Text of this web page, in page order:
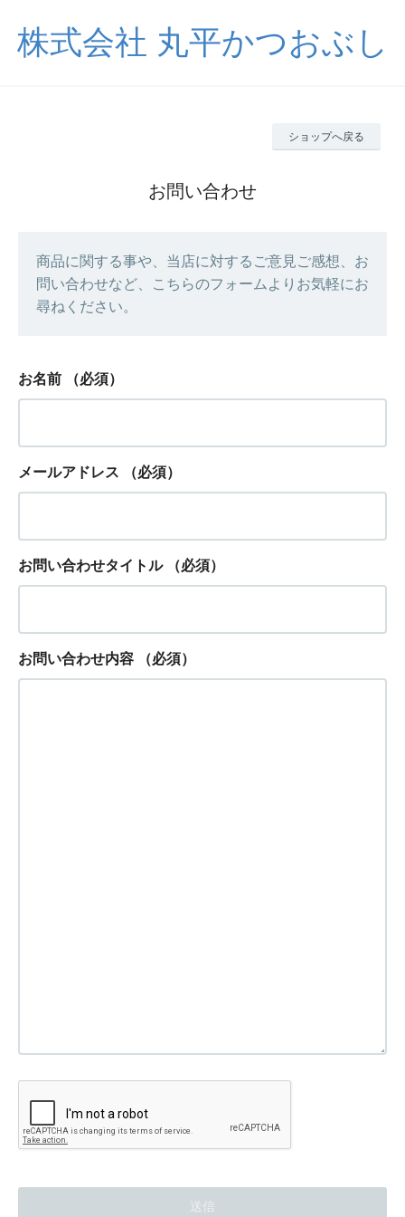
株式会社 丸平かつおぶし
ショップへ戻る
お問い合わせ
商品に関する事や、当店に対するご意見ご感想、お
問い合わせなど、こちらのフォームよりお気軽にお
尋ねください。
お名前 （必須）
メールアドレス （必須）
お問い合わせタイトル （必須）
お問い合わせ内容 （必須）